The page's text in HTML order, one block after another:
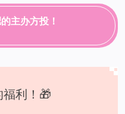
主办方投！
利！🎁